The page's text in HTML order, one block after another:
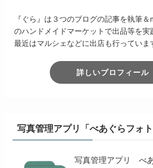
『ぐら』は３つのブログの記事を執筆
のハンドメイドマーケットで出品等を実
最近はマルシェなどに出店も行っていま
詳しいプロフィール
写真管理アプリ「べあぐらフォト
写真管理アプリ べ